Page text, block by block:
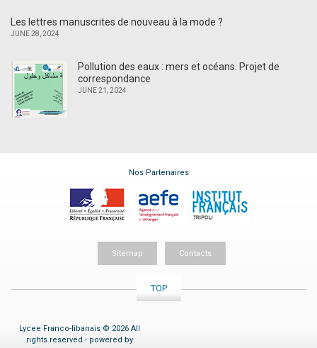
Les lettres manuscrites de nouveau à la mode ?
JUNE 28, 2024
Pollution des eaux : mers et océans. Projet de
correspondance
JUNE 21, 2024
Nos Partenaires
Sitemap Contacts
TOP
Lycee Franco-libanais © 2026 All
rights reserved - powered by